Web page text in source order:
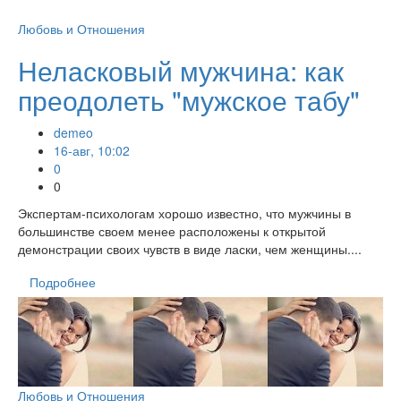
Любовь и Отношения
Неласковый мужчина: как
преодолеть "мужское табу"
demeo
16-авг, 10:02
0
0
Экспертам-психологам хорошо известно, что мужчины в
большинстве своем менее расположены к открытой
демонстрации своих чувств в виде ласки, чем женщины....
Подробнее
Любовь и Отношения